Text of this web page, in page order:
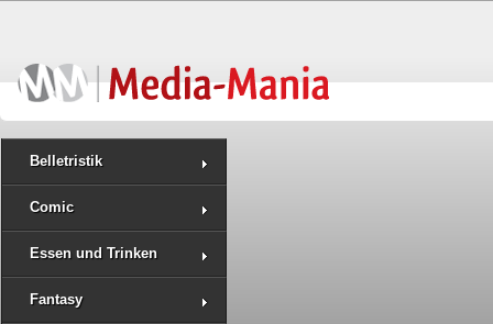
Belletristik
Comic
Essen und Trinken
Fantasy